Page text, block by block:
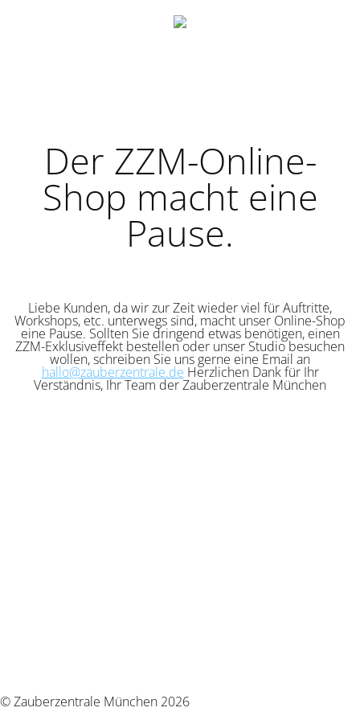
Der ZZM-Online-
Shop macht eine
Pause.
Liebe Kunden, da wir zur Zeit wieder viel für Auftritte,
Workshops, etc. unterwegs sind, macht unser Online-Shop
eine Pause. Sollten Sie dringend etwas benötigen, einen
ZZM-Exklusiveffekt bestellen oder unser Studio besuchen
wollen, schreiben Sie uns gerne eine Email an
hallo@zauberzentrale.de Herzlichen Dank für Ihr
Verständnis, Ihr Team der Zauberzentrale München
© Zauberzentrale München 2026